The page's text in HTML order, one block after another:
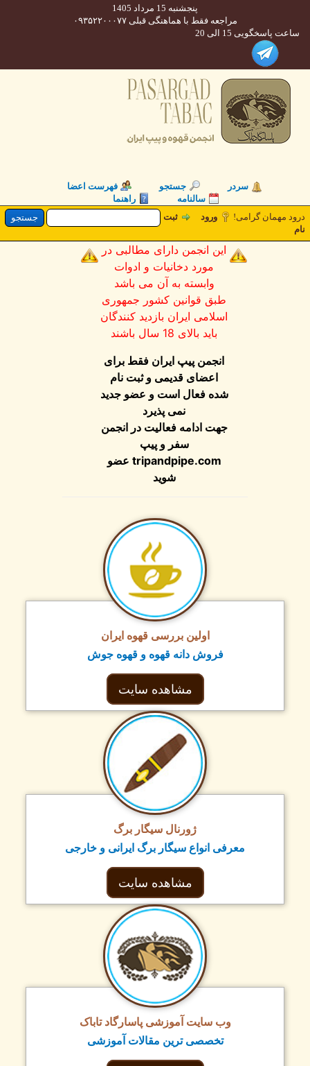
پنجشنبه 15 مرداد 1405
مراجعه فقط با هماهنگی قبلی ۰۹۳۵۲۲۰۰۰۷۷
پاسخگویی 15 الی 20
سردر جستجو
فهرست اعضا
سالنامه
راهنما
مهمان گرامی!
ورود ثبت
این انجمن دارای مطالبی در
مورد دخانیات و ادوات
وابسته به آن می باشد
طبق قوانین کشور جمهوری
اسلامی ایران بازدید کنندگان
باید بالای 18 سال باشند
انجمن پیپ ایران فقط برای
اعضای قدیمی و ثبت نام
شده فعال است و عضو جدید
نمی پذیرد
جهت ادامه فعالیت در انجمن
سفر و پیپ
tripandpipe.comعضو
شوید
اولین بررسی قهوه ایران
فروش دانه قهوه و قهوه جوش
مشاهده سایت
ژورنال سیگار برگ
معرفی انواع سیگار برگ ایرانی و خارجی
مشاهده سایت
وب سایت آموزشی پاسارگاد تاباک
تخصصی ترین مقالات آموزشی